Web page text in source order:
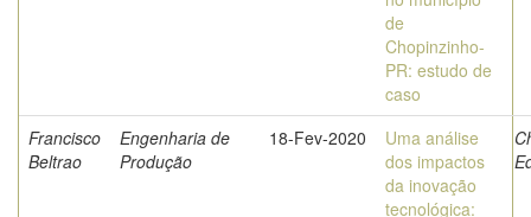
de
Chopinzinho-
PR: estudo de
caso
Francisco
Beltrao
Engenharia de
Produção
18-Fev-2020
Uma análise
dos impactos
da inovação
tecnológica: